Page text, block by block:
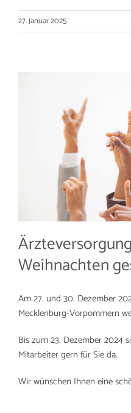
27. Januar 2025
Weihnachten
Am 27. und 30. Dezember
Mecklenburg-Vorpommern
Bis zum 23. Dezember 2024
Mitarbeiter gern für Sie da.
Wir wünschen Ihnen eine